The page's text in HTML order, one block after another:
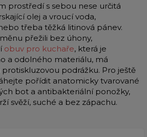
prostředí s sebou nese určitá
olej a vroucí voda,
třeba těžká litinová pánev.
přežili bez úhony,
obuv pro kuchaře, která je
a odolného materiálu, má
podrážku. Pro ještě
pořídit anatomicky tvarované
bot a antibakteriální ponožky,
svěží, suché a bez zápachu.